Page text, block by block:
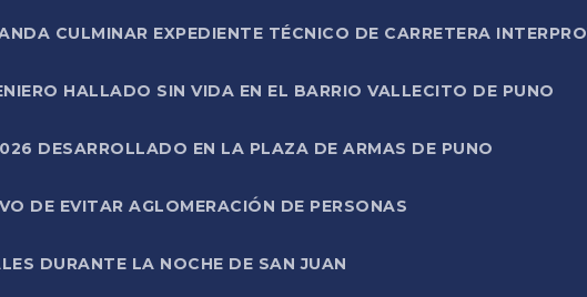
CULMINAR EXPEDIENTE TÉCNICO DE CARRETERA
HALLADO SIN VIDA EN EL BARRIO VALLECITO DE PUNO
DESARROLLADO EN LA PLAZA DE ARMAS DE PUNO
DE EVITAR AGLOMERACIÓN DE PERSONAS
DURANTE LA NOCHE DE SAN JUAN